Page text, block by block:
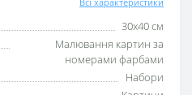
30x40 см
Малювання картин за
номерами фарбами
Набори